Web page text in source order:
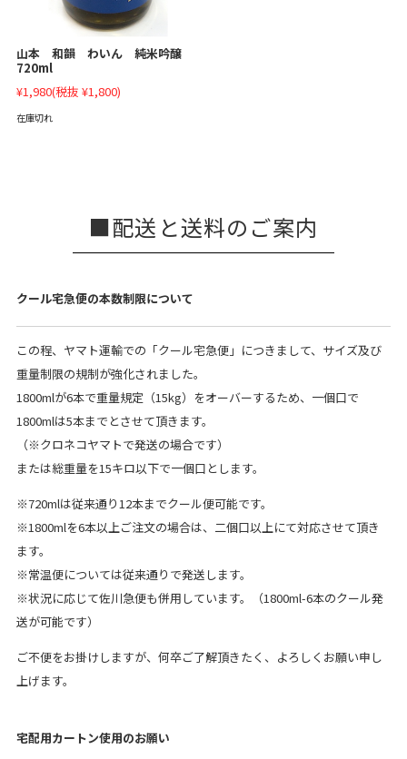
山本 和韻 わいん 純米吟醸
720ml
¥1,980(税抜 ¥1,800)
在庫切れ
配送と送料のご案内
クール宅急便の本数制限について
この程、ヤマト運輸での「クール宅急便」につきまして、サイズ及び
重量制限の規制が強化されました。
1800mlが6本で重量規定（15kg）をオーバーするため、一個口で
1800mlは5本までとさせて頂きます。
（※クロネコヤマトで発送の場合です）
または総重量を15キロ以下で一個口とします。
※720mlは従来通り12本までクール便可能です。
※1800mlを6本以上ご注文の場合は、二個口以上にて対応させて頂き
ます。
※常温便については従来通りで発送します。
※状況に応じて佐川急便も併用しています。（1800ml-6本のクール発
送が可能です）
ご不便をお掛けしますが、何卒ご了解頂きたく、よろしくお願い申し
上げます。
宅配用カートン使用のお願い